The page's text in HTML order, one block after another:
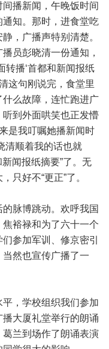
播新闻，午晚饭时间
知。那时，进食堂吃
，广播声特别清楚。
员彭晓清一份通知，
转播‘首都和新闻报纸
这句刚说完，食堂里
么故障，连忙跑进广
到外面哄笑也正发懵
是我叮嘱她播新闻时
清顺着我的话也就
闻报纸摘要”了。无
只好不“更正”了。
脉博跳动。欢呼我国
裕禄和为了六十一个
参加军训、修京密引
然也宣传广播了一
，学校组织我们参加
大厦礼堂举行的朗诵
兰到场作了朗诵表演